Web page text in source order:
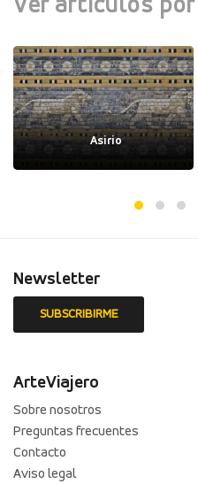
Ver artículos
Asirio
Newsletter
ArteViajero
Sobre nosotros
Preguntas frecuentes
Contacto
Aviso legal